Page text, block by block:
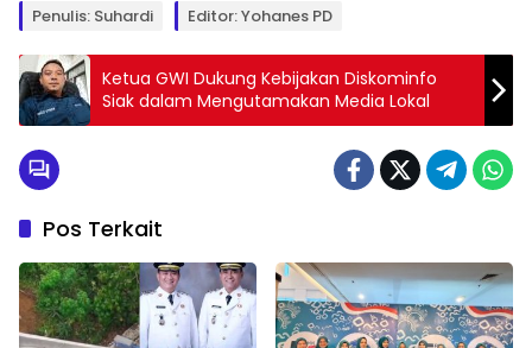
Penulis: Suhardi Editor: Yohanes PD
Ketua GWI Dukung Kebijakan Diskominfo
Siak dalam Mengutamakan Media Lokal
Pos Terkait